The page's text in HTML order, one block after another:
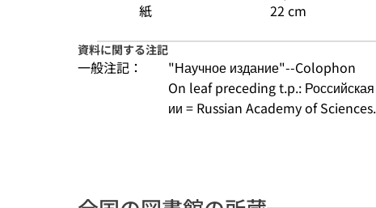
紙 22 cm
資料に関する注記
一般注記：
"Научное издание"--Colophon
On leaf preceding t.p.:
ии = Russian Academy of